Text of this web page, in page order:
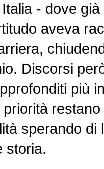
- dove già
aveva
Discorsi
più
sperando di
storia.